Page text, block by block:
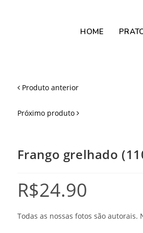
HOME
Produto anterior
Próximo produto
Frango grelhado
R$24.90
Todas as nossas fotos são